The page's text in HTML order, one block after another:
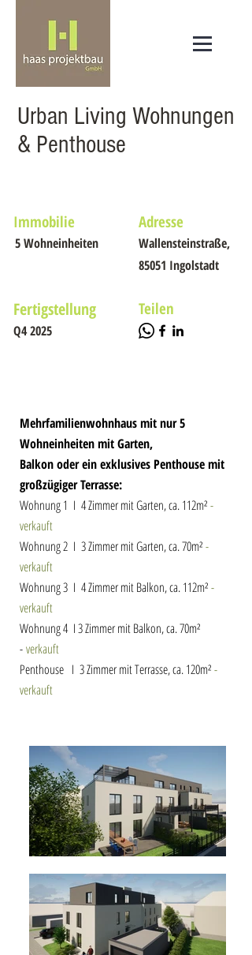
Urban Living Wohnungen
& Penthouse
Immobilie
5 Wohneinheiten
Wallensteinstraße,
85051 Ingolstadt
Fertigstellung
Q4 2025
Mehrfamilienwohnhaus mit nur 5
Wohneinheiten mit Garten,
Balkon oder ein exklusives Penthouse mit
großzügiger Terrasse:
​Wohnung 1 I 4 Zimmer mit Garten, ca. 112m²-
verkauft
Wohnung 2 I 3 Zimmer mit Garten, ca. 70m²-
verkauft
Wohnung 3 I 4 Zimmer mit Balkon, ca. 112m²-
verkauft
Wohnung 4 I 3 Zimmer mit Balkon, ca. 70m²
-verkauft
Penthouse I 3 Zimmer mit Terrasse, ca. 120m²-
verkauft
Adresse
Teilen